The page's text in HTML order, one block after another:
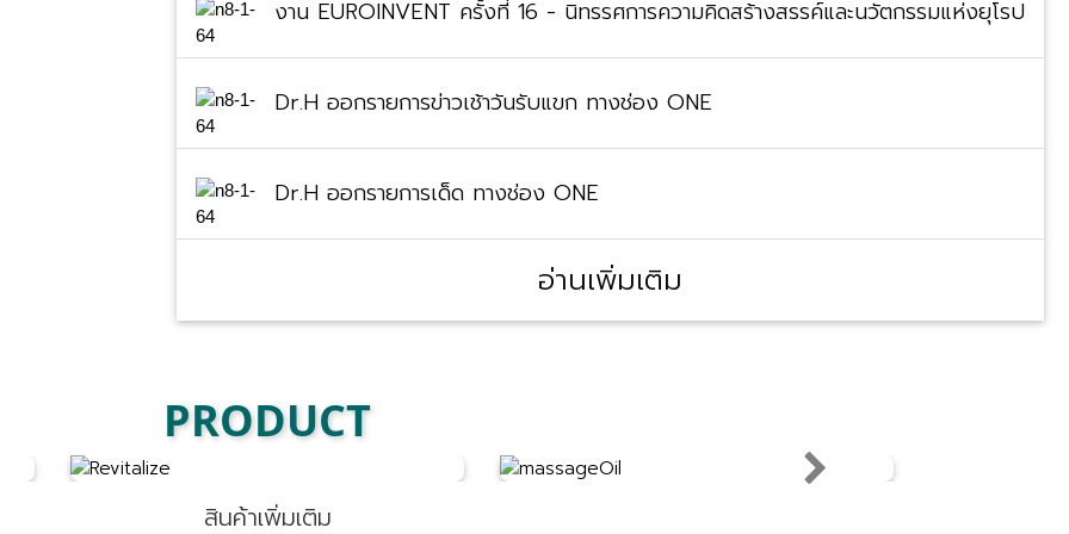
งาน EUROINVENT ครั้งที่ 16 - นิทรรศการความคิดสร้างสรรค์และนวัตกรรมแห่งยุโรป
Dr.H ออกรายการข่าวเช้าวันรับแขก ทางช่อง ONE
Dr.H ออกรายการเด็ด ทางช่อง ONE
อ่านเพิ่มเติม
PRODUCT
Next
สินค้าเพิ่มเติม